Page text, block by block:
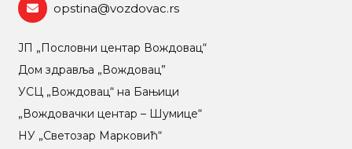
opstina@vozdovac.rs
ЈП „Пословни центар Вождовац“
Дом здравља „Вождовац”
УСЦ „Вождовац“ на Бањици
„Вождовачки центар – Шумице“
НУ „Светозар Марковић“